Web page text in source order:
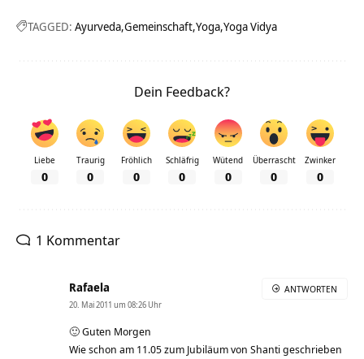
TAGGED: Ayurveda Gemeinschaft Yoga Yoga Vidya
Dein Feedback?
Liebe
0
Traurig
0
Fröhlich
0
Schläfrig
0
Wütend
0
Überrascht
0
Zwinker
0
1 Kommentar
Rafaela
20. Mai 2011 um 08:26 Uhr
🙂 Guten Morgen
Wie schon am 11.05 zum Jubiläum von Shanti geschrieben
ANTWORTEN